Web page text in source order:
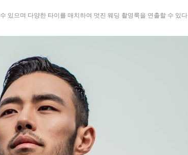
있으며 다양한 타이를 매치하여 멋진 웨딩 촬영룩을 연출할 수 있다